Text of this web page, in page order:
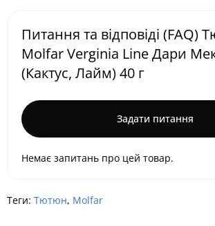
Питання та відповіді (FAQ)
Molfar Verginia Line Дари
(Кактус, Лайм) 40 г
Задати питання
Немає запитань про цей товар.
Теги: Тютюн, Molfar